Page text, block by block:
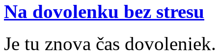
Na dovolenku bez stresu
Je tu znova čas